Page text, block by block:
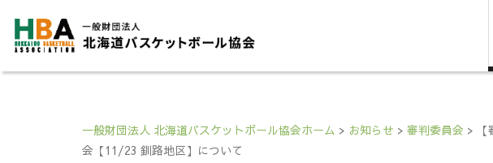
一般財団法人 北海道バスケットボール協会ホーム > お知らせ > 審判委員会 >
会【11/23 釧路地区】について